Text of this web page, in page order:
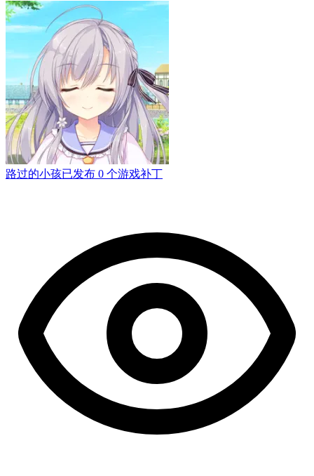
路过的小孩已发布 0 个游戏补丁